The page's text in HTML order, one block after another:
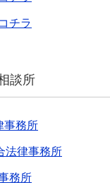
チラ
談所
事務所
法律事務所
務所